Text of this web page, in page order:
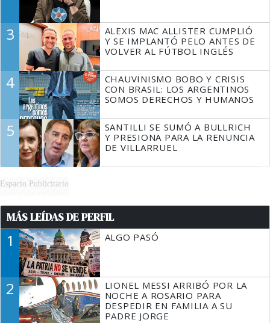
3
ALEXIS MAC ALLISTER CUMPLIÓ
Y SE IMPLANTÓ PELO ANTES DE
VOLVER AL FÚTBOL INGLÉS
4
CHAUVINISMO BOBO Y CRISIS
CON BRASIL: LOS ARGENTINOS
SOMOS DERECHOS Y HUMANOS
5
SANTILLI SE SUMÓ A BULLRICH
Y PRESIONA PARA LA RENUNCIA
DE VILLARRUEL
Espacio Publicitario
MÁS LEÍDAS DE PERFIL
1 ALGO PASÓ
2
LIONEL MESSI ARRIBÓ POR LA
NOCHE A ROSARIO PARA
DESPEDIR EN FAMILIA A SU
PADRE JORGE